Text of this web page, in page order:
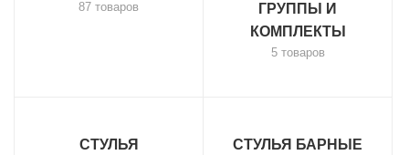
87 товаров
ГРУППЫ И
КОМПЛЕКТЫ
5 товаров
СТУЛЬЯ СТУЛЬЯ БАРНЫЕ